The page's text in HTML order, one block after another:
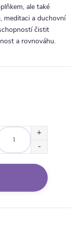
ale také
meditaci a duchovní
čistit
a rovnováhu.